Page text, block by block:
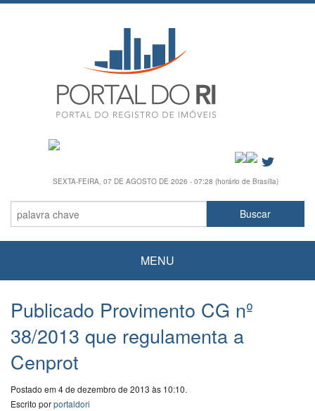
SEXTA-FEIRA, 07 DE AGOSTO DE 2026 - 07:28 (horário de Brasília)
MENU
Publicado Provimento CG nº
38/2013 que regulamenta a
Cenprot
Postado em 4 de dezembro de 2013 às 10:10.
Escrito porportaldori